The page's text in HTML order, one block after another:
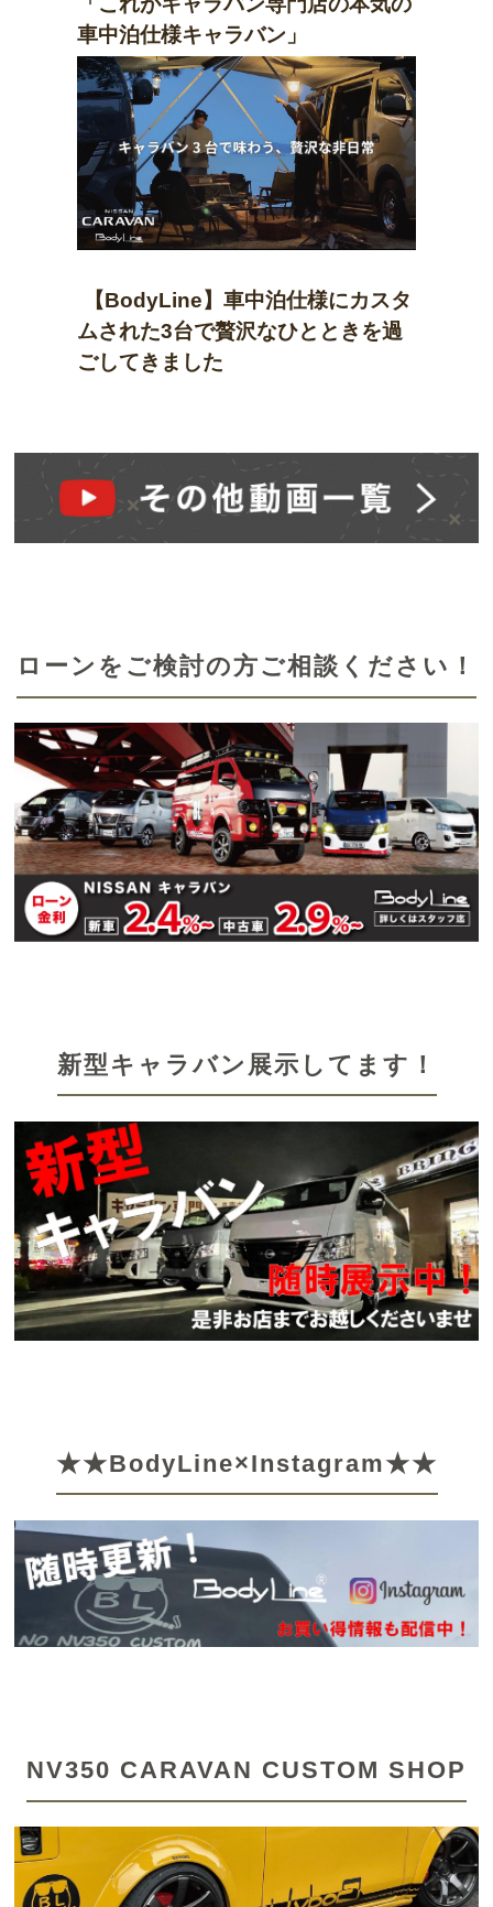
車中泊仕様キャラバン」
【BodyLine】車中泊仕様にカスタ
ムされた3台で贅沢なひとときを過
ごしてきました
ローンをご検討の方ご相談ください！
新型キャラバン展示してます！
★★BodyLine×Instagram★★
NV350 CARAVAN CUSTOM SHOP